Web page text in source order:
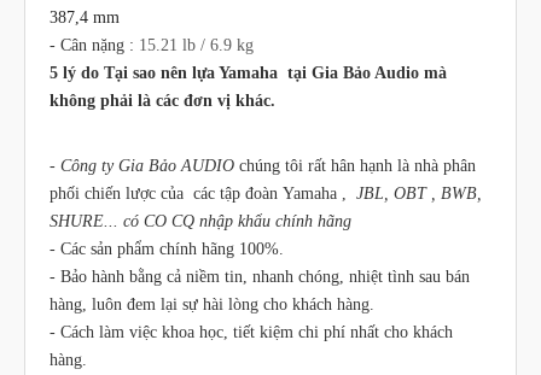
387,4 mm
- Cân nặng : 15.21 lb / 6.9 kg
5 lý do Tại sao nên lựa Yamaha tại Gia Bảo Audio mà
không phải là các đơn vị khác.
- Công ty Gia Bảo AUDIO chúng tôi rất hân hạnh là nhà phân
phối chiến lược của các tập đoàn Yamaha ,
JBL, OBT , BWB,
SHURE... có CO CQ nhập khẩu chính hãng
- Các sản phẩm chính hãng 100%.
- Bảo hành bằng cả niềm tin, nhanh chóng, nhiệt tình sau bán
hàng, luôn đem lại sự hài lòng cho khách hàng.
- Cách làm việc khoa học, tiết kiệm chi phí nhất cho khách
hàng.